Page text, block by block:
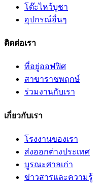
โต๊ะไหว้บูชา
อุปกรณ์อื่นๆ
ติดต่อเรา
ที่อยู่ออฟฟิศ
สาขาราชพฤกษ์
ร่วมงานกับเรา
เกี่ยวกับเรา
โรงงานของเรา
ส่งออกต่างประเทศ
บูรณะศาลเก่า
ข่าวสารและความรู้